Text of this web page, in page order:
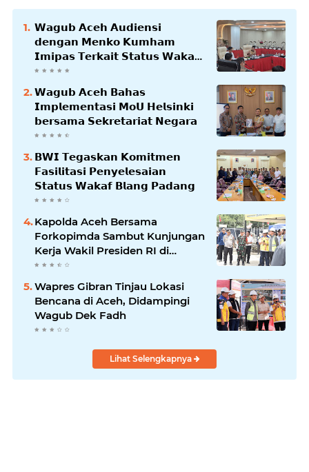
𝗪𝗮𝗴𝘂𝗯 𝗔𝗰𝗲𝗵 𝗔𝘂𝗱𝗶𝗲𝗻𝘀𝗶
𝗱𝗲𝗻𝗴𝗮𝗻 𝗠𝗲𝗻𝗸𝗼 𝗞𝘂𝗺𝗵𝗮𝗺
𝗜𝗺𝗶𝗽𝗮𝘀 𝗧𝗲𝗿𝗸𝗮𝗶𝘁 𝗦𝘁𝗮𝘁𝘂𝘀 𝗪𝗮𝗸𝗮𝗳
𝗕𝗹𝗮𝗻𝗴𝗽𝗮𝗱𝗮𝗻𝗴
𝗪𝗮𝗴𝘂𝗯 𝗔𝗰𝗲𝗵 𝗕𝗮𝗵𝗮𝘀
𝗜𝗺𝗽𝗹𝗲𝗺𝗲𝗻𝘁𝗮𝘀𝗶 𝗠𝗼𝗨 𝗛𝗲𝗹𝘀𝗶𝗻𝗸𝗶
𝗯𝗲𝗿𝘀𝗮𝗺𝗮 𝗦𝗲𝗸𝗿𝗲𝘁𝗮𝗿𝗶𝗮𝘁 𝗡𝗲𝗴𝗮𝗿𝗮
𝗕𝗪𝗜 𝗧𝗲𝗴𝗮𝘀𝗸𝗮𝗻 𝗞𝗼𝗺𝗶𝘁𝗺𝗲𝗻
𝗙𝗮𝘀𝗶𝗹𝗶𝘁𝗮𝘀𝗶 𝗣𝗲𝗻𝘆𝗲𝗹𝗲𝘀𝗮𝗶𝗮𝗻
𝗦𝘁𝗮𝘁𝘂𝘀 𝗪𝗮𝗸𝗮𝗳 𝗕𝗹𝗮𝗻𝗴 𝗣𝗮𝗱𝗮𝗻𝗴
Kapolda Aceh Bersama
Forkopimda Sambut Kunjungan
Kerja Wakil Presiden RI di
Kabupaten Bireuen
Wapres Gibran Tinjau Lokasi
Bencana di Aceh, Didampingi
Wagub Dek Fadh
Lihat Selengkapnya